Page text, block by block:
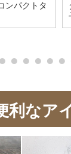
ンパクトタ
利なア